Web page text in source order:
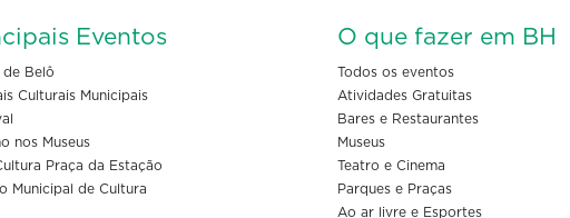
Eventos
de Belô
Culturais Municipais
nos Museus
Praça da Estação
Municipal de Cultura
O que fazer em BH
Todos os eventos
Atividades Gratuitas
Bares e Restaurantes
Museus
Teatro e Cinema
Parques e Praças
Ao ar livre e Esportes